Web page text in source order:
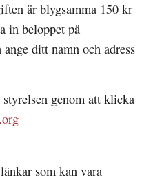
är blygsamma 150 kr
in beloppet på
ditt namn och adress
genom att klicka
som kan vara